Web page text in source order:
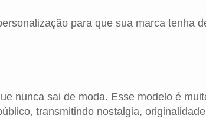
para que sua marca tenha
nunca sai de moda. Esse modelo é
transmitindo nostalgia,